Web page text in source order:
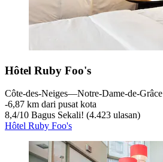
Hôtel Ruby Foo's
Côte-des-Neiges—Notre-Dame-de-Grâce
‐6,87 km dari pusat kota
8,4/10 Bagus Sekali! (4.423 ulasan)
Hôtel Ruby Foo's